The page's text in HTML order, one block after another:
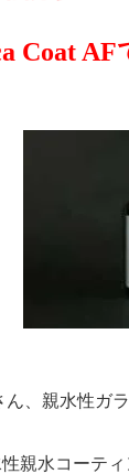
Coat
、親水性ガ
水コーティ